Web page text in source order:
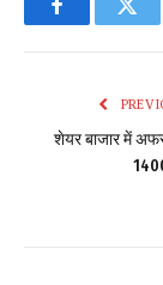
Facebook
शेयर बाजार में